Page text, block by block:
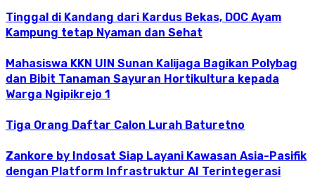
Tinggal di Kandang dari Kardus Bekas, DOC Ayam
Kampung tetap Nyaman dan Sehat
Mahasiswa KKN UIN Sunan Kalijaga Bagikan Polybag
dan Bibit Tanaman Sayuran Hortikultura kepada
Warga Ngipikrejo 1
Tiga Orang Daftar Calon Lurah Baturetno
Zankore by Indosat Siap Layani Kawasan Asia-Pasifik
dengan Platform Infrastruktur AI Terintegerasi